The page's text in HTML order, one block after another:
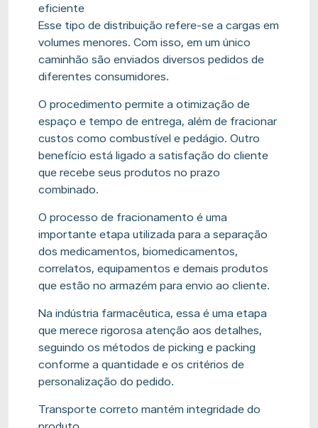
eficiente
Esse tipo de distribuição refere-se a cargas em
volumes menores. Com isso, em um único
caminhão são enviados diversos pedidos de
diferentes consumidores.
O procedimento permite a otimização de
espaço e tempo de entrega, além de fracionar
custos como combustível e pedágio. Outro
benefício está ligado a satisfação do cliente
que recebe seus produtos no prazo
combinado.
O processo de fracionamento é uma
importante etapa utilizada para a separação
dos medicamentos, biomedicamentos,
correlatos, equipamentos e demais produtos
que estão no armazém para envio ao cliente.
Na indústria farmacêutica, essa é uma etapa
que merece rigorosa atenção aos detalhes,
seguindo os métodos de picking e packing
conforme a quantidade e os critérios de
personalização do pedido.
Transporte correto mantém integridade do